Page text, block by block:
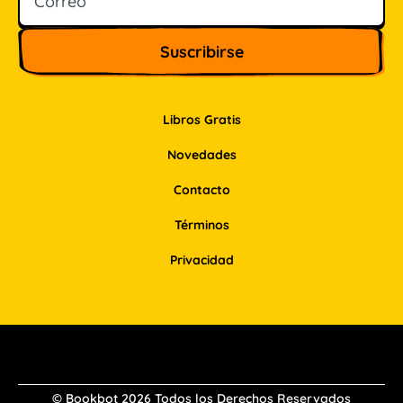
Libros Gratis
Novedades
Contacto
Términos
Privacidad
© Bookbot 2026 Todos los Derechos Reservados